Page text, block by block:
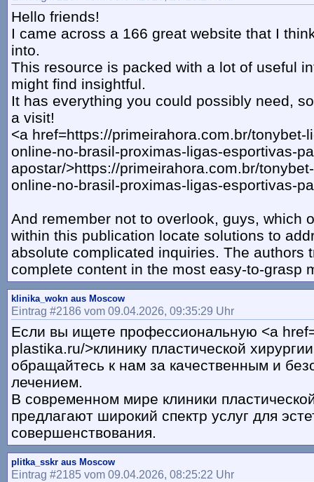
Hello friends!
I came across a 166 great website that I
into.
This resource is packed with a lot of useful
might find insightful.
It has everything you could possibly need,
a visit!
<a href=https://primeirahora.com.br/tonybet-
online-no-brasil-proximas-ligas-esportivas-
apostar/>https://primeirahora.com.br/
online-no-brasil-proximas-ligas-esportivas-
And remember not to overlook, guys, which
within this publication locate solutions to
absolute complicated inquiries. The authors
complete content in the most easy-to-grasp
klinika_wokn aus Moscow
Eintrag #2186 vom 09.04.2026, 09:35:29 Uhr
Если вы ищете профессиональную <a
plastika.ru/>клинику пластической
обращайтесь к нам за качественным и
лечением.
В современном мире клиники
предлагают широкий спектр услуг для
совершенствования.
plitka_sskr aus Moscow
Eintrag #2185 vom 09.04.2026, 08:25:22 Uhr